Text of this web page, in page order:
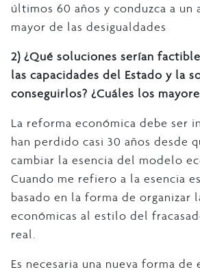
últimos 60 años y conduzca a un
mayor de las desigualdades
2) ¿Qué soluciones serían
las capacidades del Estado y la
conseguirlos? ¿Cuáles los
La reforma económica debe ser
han perdido casi 30 años desde
cambiar la esencia del modelo
Cuando me refiero a la esencia
basado en la forma de organizar
económicas al estilo del
real.
Es necesaria una nueva forma de